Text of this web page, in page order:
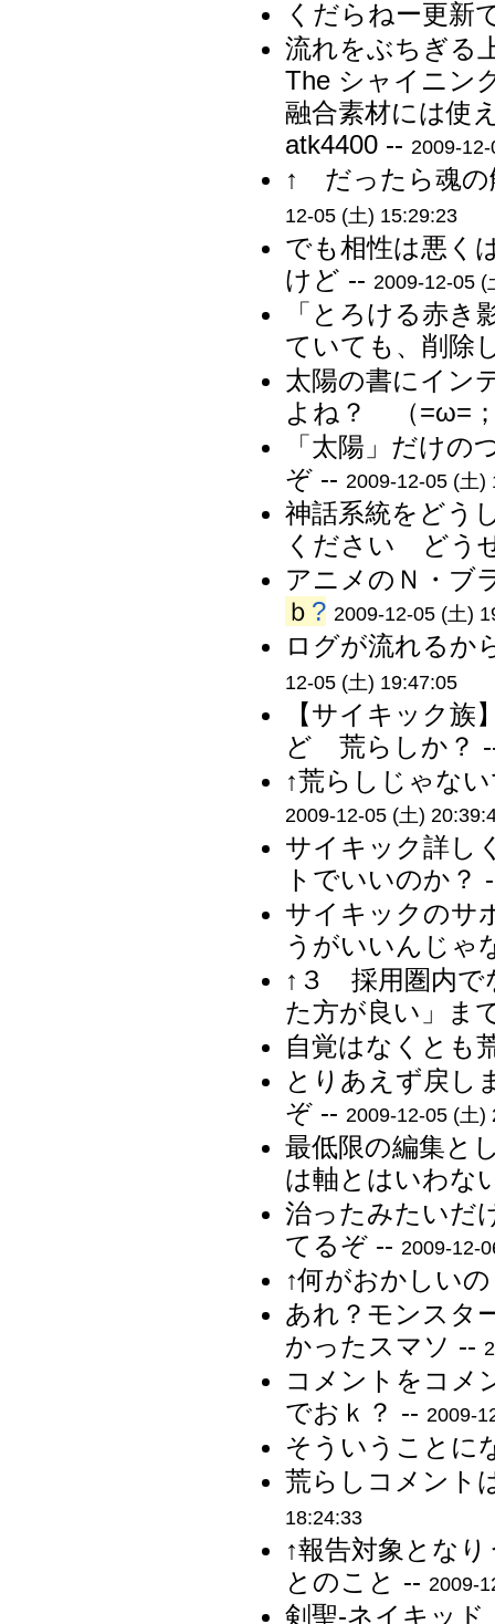
くだらねー更新
流れをぶちぎる
The シャイニン
融合素材には使
atk4400 -- 2009-
↑ だったら魂の
12-05 (土) 15:29:23
でも相性は悪く
けど -- 2009-12-05 (
「とろける赤
ていても、削除
太陽の書にイン
よね？ （=ω=
「太陽」だけ
ぞ -- 2009-12-05 (土)
神話系統をどう
ください どう
アニメのＮ・ブ
ｂ ? 2009-12-05 (土)
ログが流れるか
12-05 (土) 19:47:05
【サイキック
ど 荒らしか？
↑荒らしじゃな
2009-12-05 (土)
サイキック詳し
トでいいのか？
サイキックのサ
うがいいんじゃ
↑３ 採用圏内で
た方が良い」ま
自覚はなくとも
とりあえず戻し
ぞ -- 2009-12-05 (土)
最低限の編集と
は軸とはいわな
治ったみたいだ
てるぞ -- 2009-12-
↑何がおかしい
あれ？モンスタ
かったスマソ --
コメントをコメ
でおｋ？ -- 2009-
そういうことに
荒らしコメント
18:24:33
↑報告対象とな
とのこと -- 2009-
剣聖-ネイキッド